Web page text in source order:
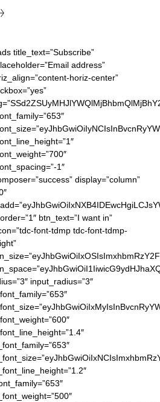
title_text=”Subscribe”
address”
horiz-center”
1″
display=”column”
btn_text=”I want in”
font-tdmp tdc-font-tdmp-
input_radius=”3″